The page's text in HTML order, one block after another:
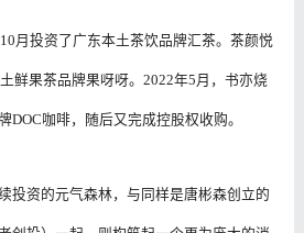
月投资了广东本土茶饮品牌汇茶。茶颜悦
鲜果茶品牌果呀呀。2022年5月，书亦烧
DOC咖啡，随后又完成控股权收购。
投资的元气森林，与同样是唐彬森创立的